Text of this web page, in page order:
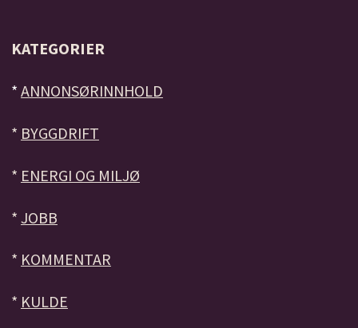
KATEGORIER
* ANNONSØRINNHOLD
* BYGGDRIFT
* ENERGI OG MILJØ
* JOBB
* KOMMENTAR
* KULDE